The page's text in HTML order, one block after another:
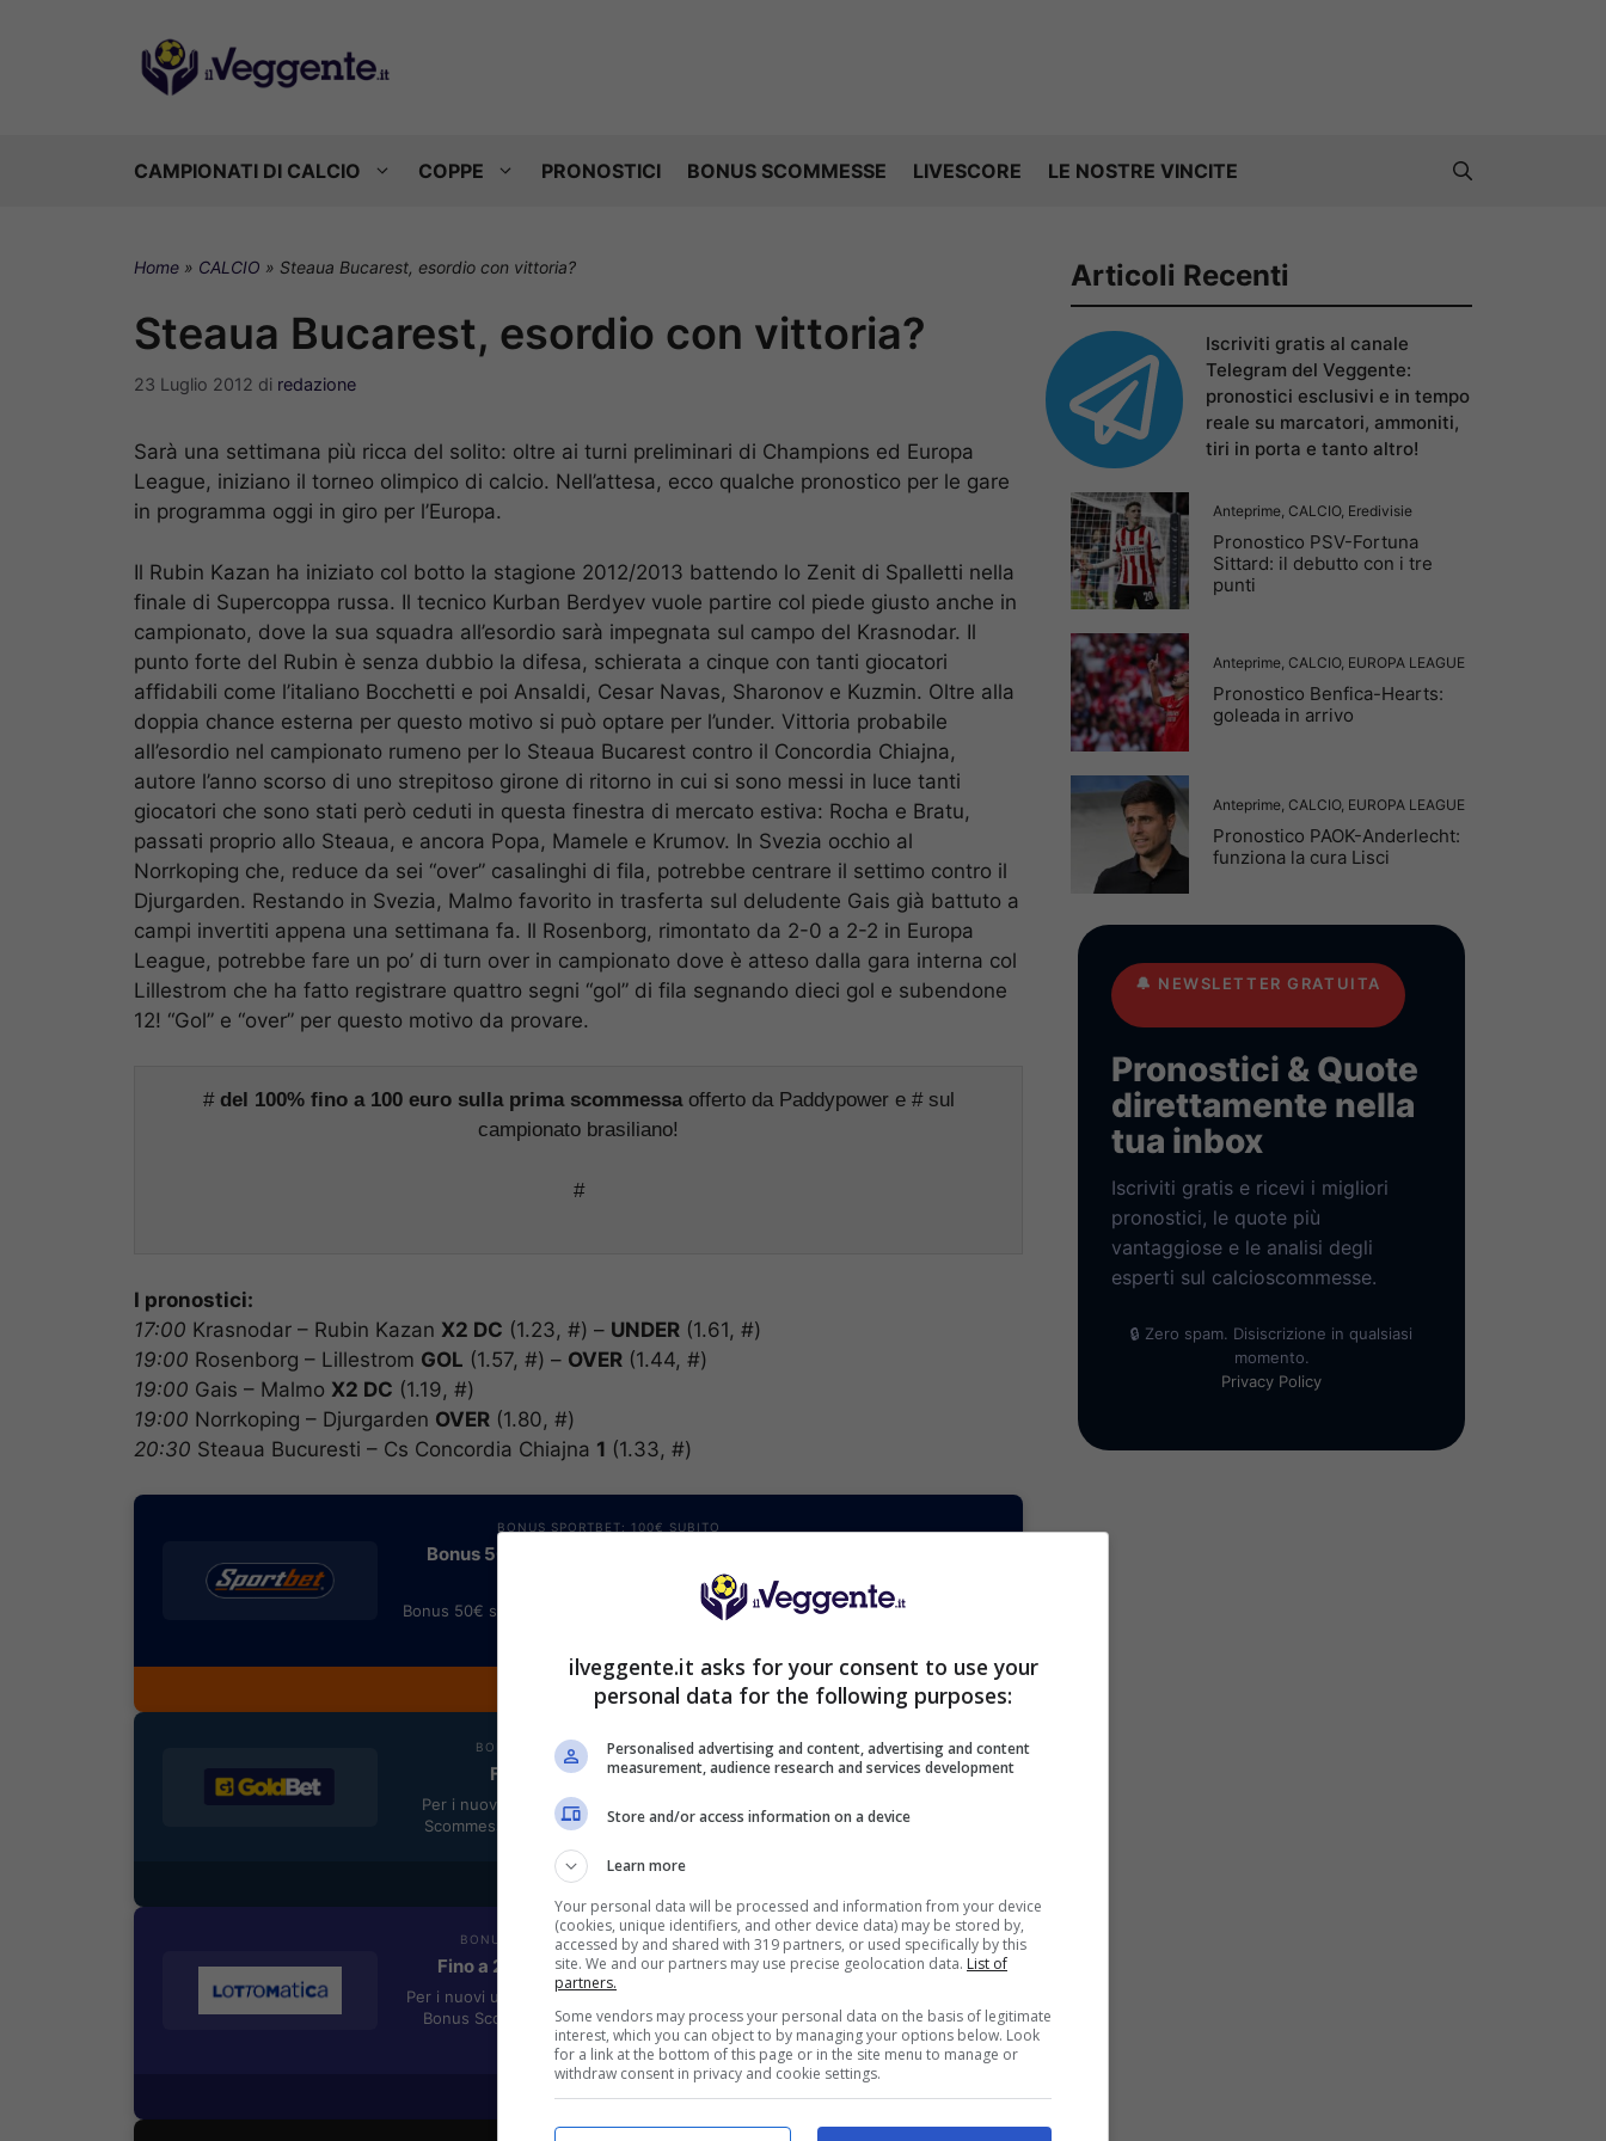
CAMPIONATI DI CALCIO COPPE PRONOSTICI BONUS SCOMMESSE LIVESCORE LE NOSTRE VINCITE
Home » CALCIO » Steaua Bucarest, esordio con vittoria?
Steaua Bucarest, esordio con vittoria?
23 Luglio 2012 di redazione
Sarà una settimana più ricca del solito: oltre ai turni preliminari di Champions ed Europa
League, iniziano il torneo olimpico di calcio. Nell’attesa, ecco qualche pronostico per le gare
in programma oggi in giro per l’Europa.
Il Rubin Kazan ha iniziato col botto la stagione 2012/2013 battendo lo Zenit di Spalletti nella
finale di Supercoppa russa. Il tecnico Kurban Berdyev vuole partire col piede giusto anche in
campionato, dove la sua squadra all’esordio sarà impegnata sul campo del Krasnodar. Il
punto forte del Rubin è senza dubbio la difesa, schierata a cinque con tanti giocatori
affidabili come l’italiano Bocchetti e poi Ansaldi, Cesar Navas, Sharonov e Kuzmin. Oltre alla
doppia chance esterna per questo motivo si può optare per l’under. Vittoria probabile
all’esordio nel campionato rumeno per lo Steaua Bucarest contro il Concordia Chiajna,
autore l’anno scorso di uno strepitoso girone di ritorno in cui si sono messi in luce tanti
giocatori che sono stati però ceduti in questa finestra di mercato estiva: Rocha e Bratu,
passati proprio allo Steaua, e ancora Popa, Mamele e Krumov. In Svezia occhio al
Norrkoping che, reduce da sei “over” casalinghi di fila, potrebbe centrare il settimo contro il
Djurgarden. Restando in Svezia, Malmo favorito in trasferta sul deludente Gais già battuto a
campi invertiti appena una settimana fa. Il Rosenborg, rimontato da 2-0 a 2-2 in Europa
League, potrebbe fare un po’ di turn over in campionato dove è atteso dalla gara interna col
Lillestrom che ha fatto registrare quattro segni “gol” di fila segnando dieci gol e subendone
12! “Gol” e “over” per questo motivo da provare.
# del 100% fino a 100 euro sulla prima scommessaofferto da Paddypower e # sul
campionato brasiliano!
#
I pronostici:
17:00 Krasnodar – Rubin Kazan X2 DC (1.23, #) – UNDER (1.61, #)
19:00 Rosenborg – Lillestrom GOL (1.57, #) – OVER (1.44, #)
19:00 Gais – Malmo X2 DC (1.19, #)
19:00 Norrkoping – Djurgarden OVER (1.80, #)
20:30 Steaua Bucuresti – Cs Concordia Chiajna 1 (1.33, #)
BONUS SPORTBET: 100€ SUBITO
Bonus 50€ SENZA deposito + fino a 50€ di
Bonus 50€ senza deposito sport + fino a 50€ di bonus
200€
VERIFICA
Mostra Informazioni
BONUS BENVENUTO GOLDBET: 2.050€
Fino a 2050€ sport e casino
Per i nuovi registrati: 100% fino a 2.000€ in Bonus
Scommesse + 50% del primo deposito fino a 50€
2050€
VERIFICA
Mostra Informazioni
BONUS BENVENUTO LOTTOMATICA: 2050€
Fino a 2050€ bonus scommesse e sport
Per i nuovi utenti della piattaforma: 100% fino a 50€ in
Bonus Scommesse + 100% fino a 2000€ in Bonus
Sport
2050€
VERIFICA
Mostra Informazioni
Articoli Recenti
Iscriviti gratis al canale
Telegram del Veggente:
pronostici esclusivi e in tempo
reale su marcatori, ammoniti,
tiri in porta e tanto altro!
Anteprime, CALCIO, Eredivisie
Pronostico PSV-Fortuna
Sittard: il debutto con i tre
punti
Anteprime, CALCIO, EUROPA LEAGUE
Pronostico Benfica-Hearts:
goleada in arrivo
Anteprime, CALCIO, EUROPA LEAGUE
Pronostico PAOK-Anderlecht:
funziona la cura Lisci
🔔 NEWSLETTER GRATUITA
Pronostici & Quote
direttamente nella
tua inbox
Iscriviti gratis e ricevi i migliori
pronostici, le quote più
vantaggiose e le analisi degli
esperti sul calcioscommesse.
🔒 Zero spam. Disiscrizione in qualsiasi
momento.
Privacy Policy
ilveggente.it asks for your consent to use your
personal data for the following purposes:
Personalised advertising and content, advertising and content
measurement, audience research and services development
Store and/or access information on a device
Learn more
Your personal data will be processed and information from your device
(cookies, unique identifiers, and other device data) may be stored by,
accessed by and shared with 319 partners, or used specifically by this
site. We and our partners may use precise geolocation data. List of
partners.
Some vendors may process your personal data on the basis of legitimate
interest, which you can object to by managing your options below. Look
for a link at the bottom of this page or in the site menu to manage or
withdraw consent in privacy and cookie settings.